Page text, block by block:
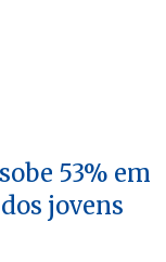
53% em
jovens